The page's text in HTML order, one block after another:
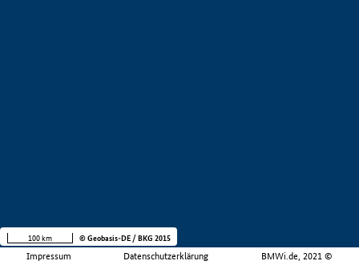
Impressum Datenschutzerklärung BMWi.de, 2021 ©
100 km © Geobasis-DE / BKG 2015